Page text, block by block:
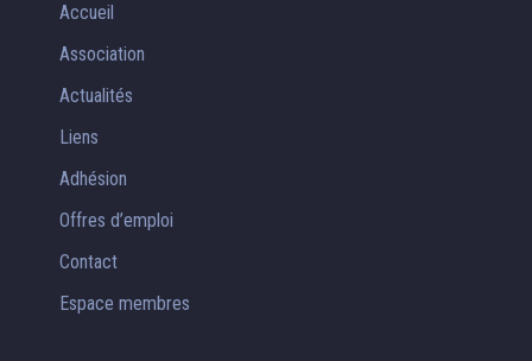
Accueil
Association
Actualités
Liens
Adhésion
Offres d’emploi
Contact
Espace membres